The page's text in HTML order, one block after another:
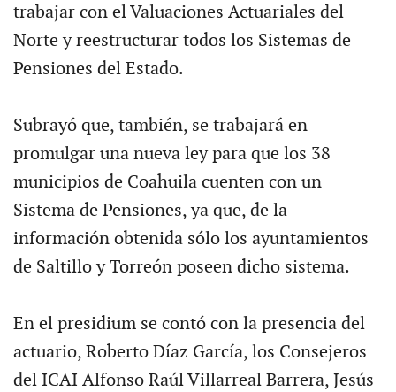
trabajar con el Valuaciones Actuariales del
Norte y reestructurar todos los Sistemas de
Pensiones del Estado.
Subrayó que, también, se trabajará en
promulgar una nueva ley para que los 38
municipios de Coahuila cuenten con un
Sistema de Pensiones, ya que, de la
información obtenida sólo los ayuntamientos
de Saltillo y Torreón poseen dicho sistema.
En el presidium se contó con la presencia del
actuario, Roberto Díaz García, los Consejeros
del ICAI Alfonso Raúl Villarreal Barrera, Jesús